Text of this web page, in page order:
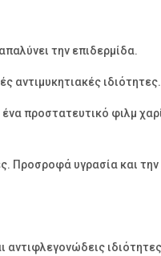
την επιδερμίδα.
αντιμυκητιακές ιδιότητες.
προστατευτικό φιλμ
Προσροφά υγρασία και